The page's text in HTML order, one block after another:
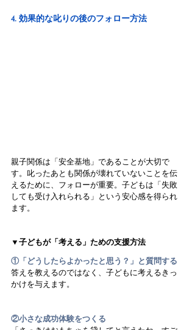
4. 効果的な叱りの後のフォロー方法
親子関係は「安全基地」であることが大切で
す。叱ったあとも関係が壊れていないことを伝
えるために、フォローが重要。子どもは「失敗
しても受け入れられる」という安心感を得られ
ます。
▼子どもが「考える」ための支援方法
①「どうしたらよかったと思う？」と質問する
答えを教えるのではなく、子どもに考えるきっ
かけを与えます。
②小さな成功体験をつくる